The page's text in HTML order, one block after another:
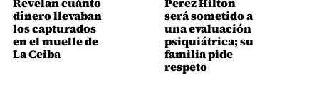
dinero llevaban
los capturados
en el muelle de
La Ceiba
será sometido a
una evaluación
psiquiátrica; su
familia pide
respeto